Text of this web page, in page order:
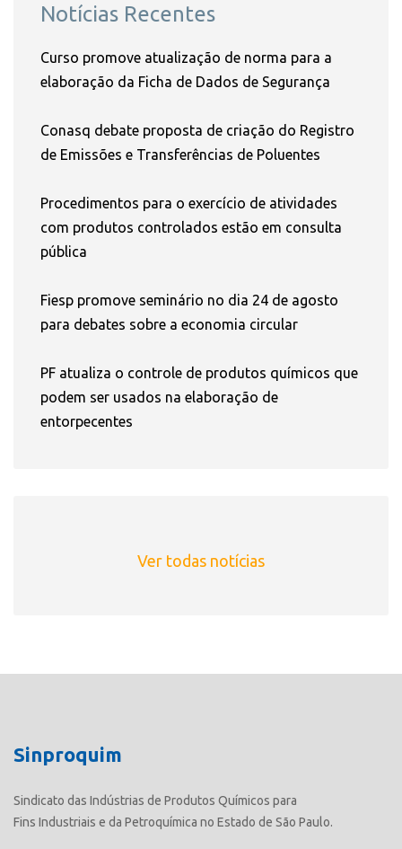
Notícias Recentes
Curso promove atualização de norma para a
elaboração da Ficha de Dados de Segurança
Conasq debate proposta de criação do Registro
de Emissões e Transferências de Poluentes
Procedimentos para o exercício de atividades
com produtos controlados estão em consulta
pública
Fiesp promove seminário no dia 24 de agosto
para debates sobre a economia circular
PF atualiza o controle de produtos químicos que
podem ser usados na elaboração de
entorpecentes
Ver todas notícias
Sinproquim
Sindicato das Indústrias de Produtos Químicos para
Fins Industriais e da Petroquímica no Estado de São Paulo.